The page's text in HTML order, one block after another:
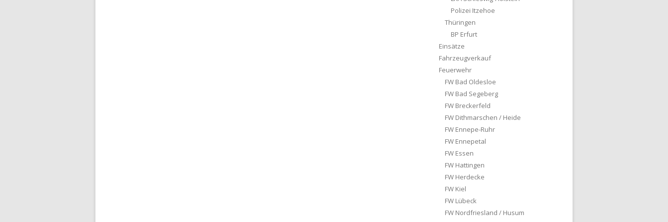
Polizei Itzehoe
Thüringen
BP Erfurt
Einsätze
Fahrzeugverkauf
Feuerwehr
FW Bad Oldesloe
FW Bad Segeberg
FW Breckerfeld
FW Dithmarschen / Heide
FW Ennepe-Ruhr
FW Ennepetal
FW Essen
FW Hattingen
FW Herdecke
FW Kiel
FW Lübeck
FW Nordfriesland / Husum